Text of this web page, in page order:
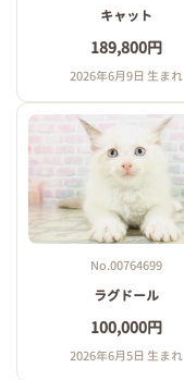
キャット
189,800円
2026年6月9日 生まれ
No.00764699
ラグドール
100,000円
2026年6月5日 生まれ